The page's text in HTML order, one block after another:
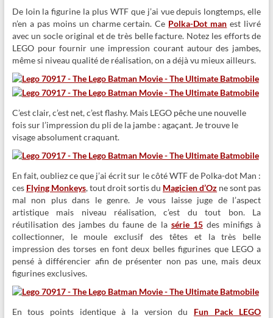
De loin la figurine la plus WTF que j’ai vue depuis longtemps, elle
n’en a pas moins un charme certain. Ce Polka-Dot man est livré
avec un socle original et de très belle facture. Notez les efforts de
LEGO pour fournir une impression courant autour des jambes,
même si niveau qualité de réalisation, on a déjà vu mieux ailleurs.
C’est clair, c’est net, c’est flashy. Mais LEGO pêche une nouvelle
fois sur l’impression du pli de la jambe : agaçant. Je trouve le
visage absolument craquant.
En fait, oubliez ce que j’ai écrit sur le côté WTF de Polka-dot Man :
ces Flying Monkeys, tout droit sortis du Magicien d’Oz ne sont pas
mal non plus dans le genre. Je vous laisse juge de l’aspect
artistique mais niveau réalisation, c’est du tout bon. La
réutilisation des jambes du faune de la série 15des minifigs à
collectionner, le moule exclusif des têtes et la très belle
impression des torses en font deux belles figurines que LEGO a
pensé à différencier afin de présenter non pas une, mais deux
figurines exclusives.
En tous points identique à la version du Fun Pack LEGO